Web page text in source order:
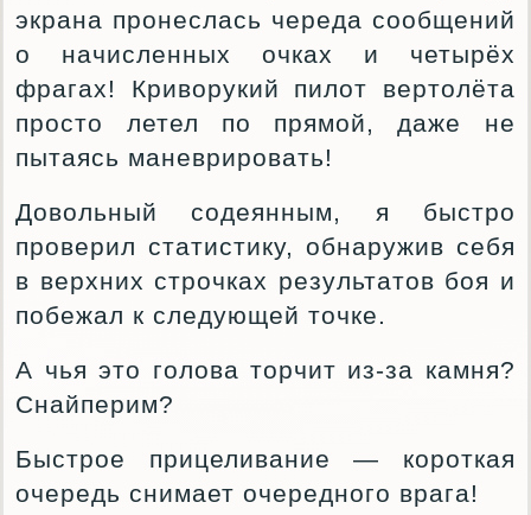
экрана пронеслась череда сообщений
о начисленных очках и четырёх
фрагах! Криворукий пилот вертолёта
просто летел по прямой, даже не
пытаясь маневрировать!
Довольный содеянным, я быстро
проверил статистику, обнаружив себя
в верхних строчках результатов боя и
побежал к следующей точке.
А чья это голова торчит из-за камня?
Снайперим?
Быстрое прицеливание — короткая
очередь снимает очередного врага!